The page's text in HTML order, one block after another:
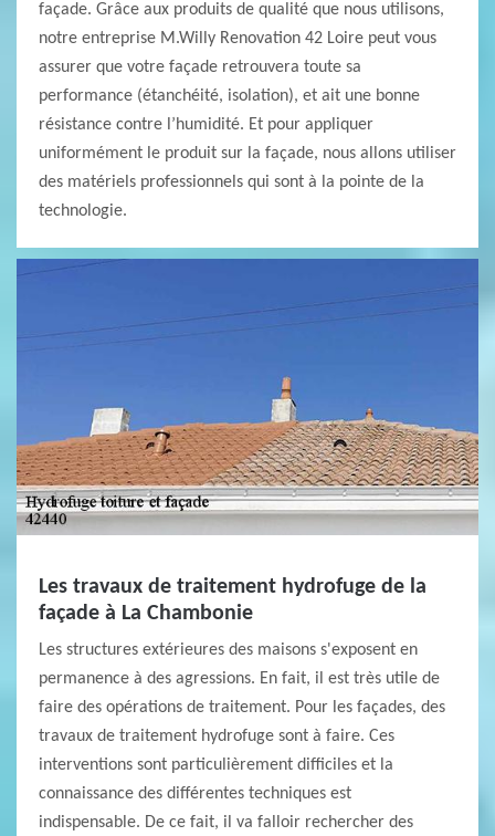
façade. Grâce aux produits de qualité que nous utilisons,
notre entreprise M.Willy Renovation 42 Loire peut vous
assurer que votre façade retrouvera toute sa
performance (étanchéité, isolation), et ait une bonne
résistance contre l’humidité. Et pour appliquer
uniformément le produit sur la façade, nous allons utiliser
des matériels professionnels qui sont à la pointe de la
technologie.
Les travaux de traitement hydrofuge de la
façade à La Chambonie
Les structures extérieures des maisons s'exposent en
permanence à des agressions. En fait, il est très utile de
faire des opérations de traitement. Pour les façades, des
travaux de traitement hydrofuge sont à faire. Ces
interventions sont particulièrement difficiles et la
connaissance des différentes techniques est
indispensable. De ce fait, il va falloir rechercher des